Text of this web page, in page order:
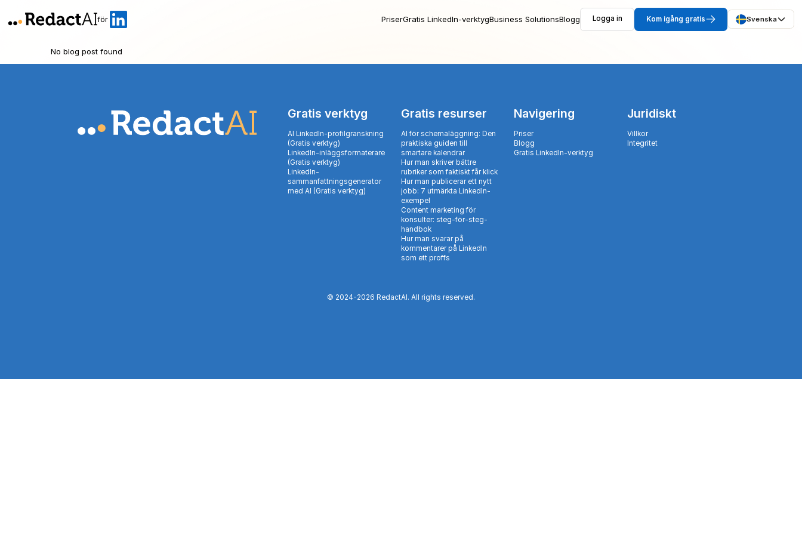
för PriserGratis LinkedIn-verktygBusiness SolutionsBlogg Logga in Kom igång gratis Svenska
No blog post found
Gratis verktyg
AI LinkedIn-profilgranskning
(Gratis verktyg)
LinkedIn-inläggsformaterare
(Gratis verktyg)
LinkedIn-
sammanfattningsgenerator
med AI (Gratis verktyg)
Gratis resurser
AI för schemaläggning: Den
praktiska guiden till
smartare kalendrar
Hur man skriver bättre
rubriker som faktiskt får klick
Hur man publicerar ett nytt
jobb: 7 utmärkta LinkedIn-
exempel
Content marketing för
konsulter: steg-för-steg-
handbok
Hur man svarar på
kommentarer på LinkedIn
som ett proffs
Navigering
Priser
Blogg
Gratis LinkedIn-verktyg
Juridiskt
Villkor
Integritet
© 2024-2026 RedactAI. All rights reserved.